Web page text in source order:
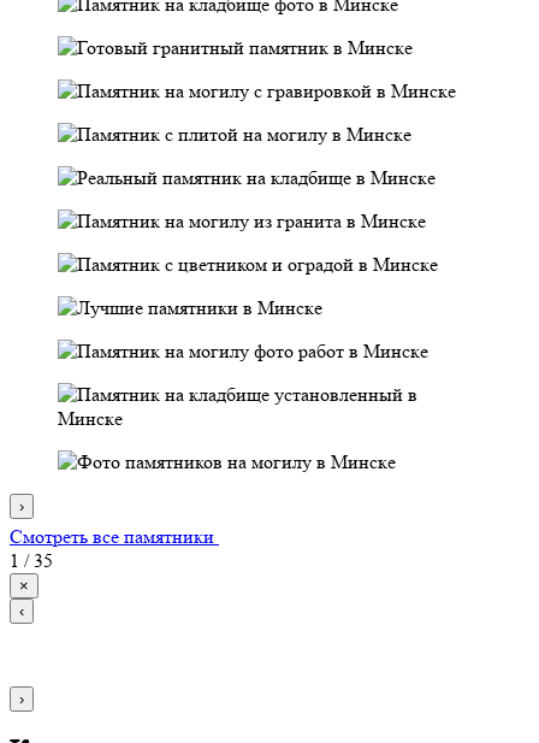
›
Смотреть все памятники
1 / 35
×
‹
›